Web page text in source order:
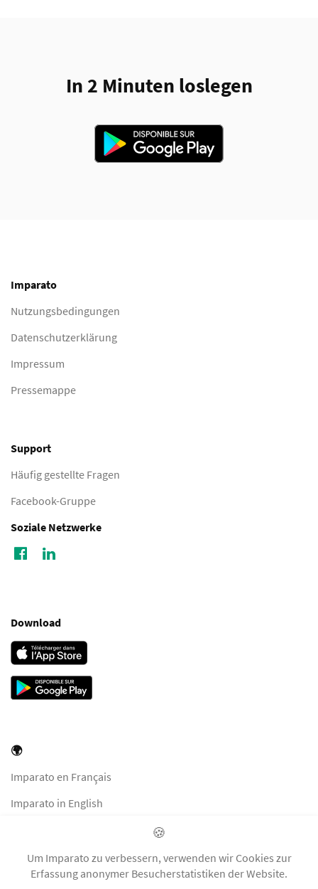
In 2 Minuten loslegen
Imparato
Nutzungsbedingungen
Datenschutzerklärung
Impressum
Pressemappe
Support
Häufig gestellte Fragen
Facebook-Gruppe
Soziale Netzwerke
Download
🌍
Imparato en Français
Imparato in English
Imparato auf Deutsch
🍪
Um Imparato zu verbessern, verwenden wir Cookies zur
Erfassung anonymer Besucherstatistiken der Website.